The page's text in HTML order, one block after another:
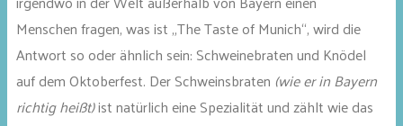
Menschen fragen, was ist „The Taste of Munich“, wird die
Antwort so oder ähnlich sein: Schweinebraten und Knödel
auf dem Oktoberfest. Der Schweinsbraten (wie er in Bayern
richtig heißt)ist natürlich eine Spezialität und zählt wie das